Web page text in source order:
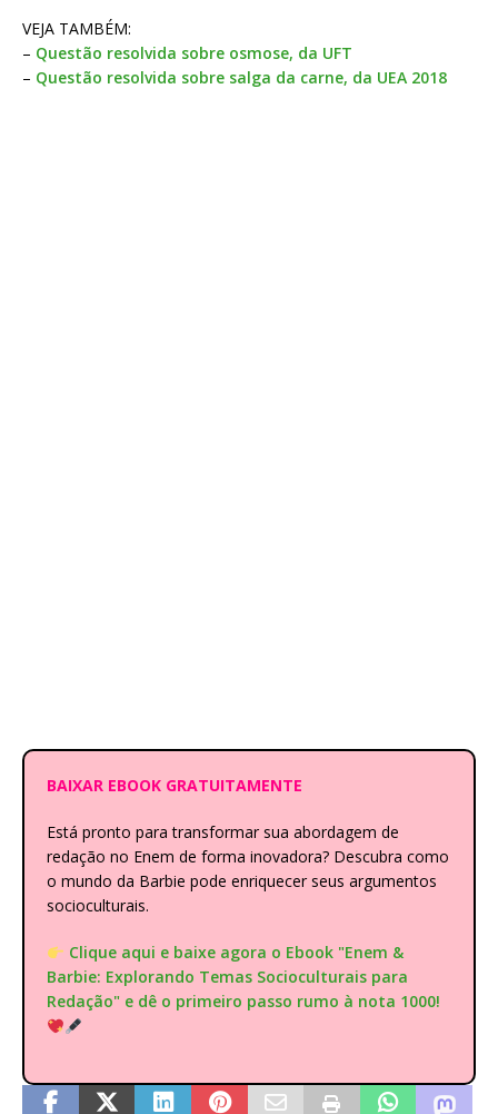
VEJA TAMBÉM:
– Questão resolvida sobre osmose, da UFT
– Questão resolvida sobre salga da carne, da UEA 2018
BAIXAR EBOOK GRATUITAMENTE
Está pronto para transformar sua abordagem de
redação no Enem de forma inovadora? Descubra como
o mundo da Barbie pode enriquecer seus argumentos
socioculturais.
Clique aqui e baixe agora o Ebook "Enem &
Barbie: Explorando Temas Socioculturais para
Redação" e dê o primeiro passo rumo à nota 1000!